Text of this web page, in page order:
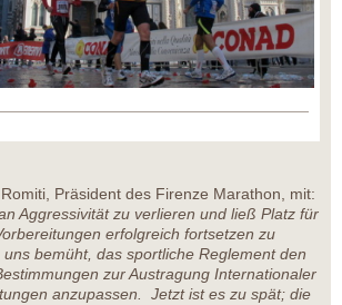
Präsident des Firenze Marathon, mit:
Aggressivität zu verlieren und ließ Platz für
erfolgreich fortsetzen zu
bemüht, das sportliche Reglement den
zur Austragung Internationaler
anzupassen. Jetzt ist es zu spät; die